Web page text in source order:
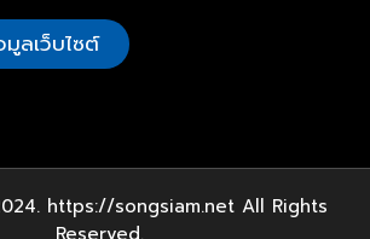
ลเว็บไซต์
https://songsiam.net All Rights
Reserved.